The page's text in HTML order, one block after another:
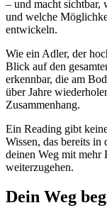
– und macht sichtbar,
und welche
entwickeln.
Wie ein Adler, der
Blick auf den
erkennbar, die am
über Jahre
Zusammenhang.
Ein Reading gibt
Wissen, das bereits
deinen Weg mit mehr
weiterzugehen.
Dein Weg